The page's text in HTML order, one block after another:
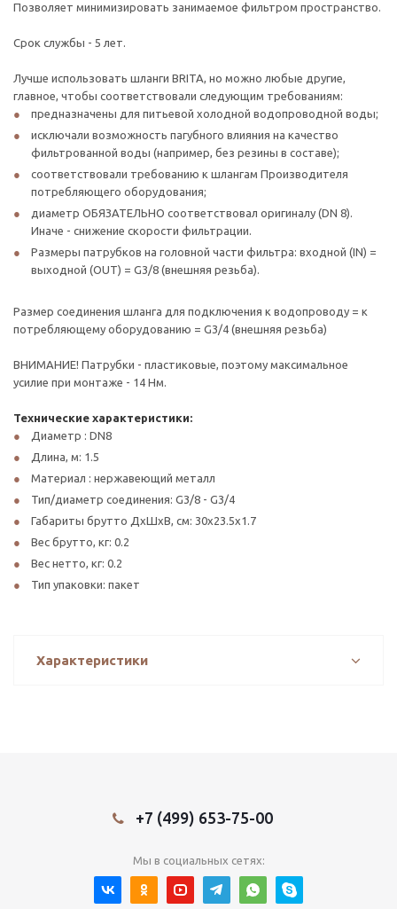
Позволяет минимизировать занимаемое фильтром пространство.
Срок службы - 5 лет.
Лучше использовать шланги BRITA, но можно любые другие,
главное, чтобы соответствовали следующим требованиям:
предназначены для питьевой холодной водопроводной воды;
исключали возможность пагубного влияния на качество
фильтрованной воды (например, без резины в составе);
соответствовали требованию к шлангам Производителя
потребляющего оборудования;
диаметр ОБЯЗАТЕЛЬНО соответствовал оригиналу (DN 8).
Иначе - снижение скорости фильтрации.
Размеры патрубков на головной части фильтра: входной (IN) =
выходной (OUT) = G3/8 (внешняя резьба).
Размер соединения шланга для подключения к водопроводу = к
потребляющему оборудованию = G3/4 (внешняя резьба)
ВНИМАНИЕ! Патрубки - пластиковые, поэтому максимальное
усилие при монтаже - 14 Нм.
Технические характеристики:
Диаметр : DN8
Длина, м: 1.5
Материал : нержавеющий металл
Тип/диаметр соединения: G3/8 - G3/4
Габариты брутто ДхШхВ, см: 30х23.5х1.7
Вес брутто, кг: 0.2
Вес нетто, кг: 0.2
Тип упаковки: пакет
Характеристики
+7 (499) 653-75-00
Мы в социальных сетях: